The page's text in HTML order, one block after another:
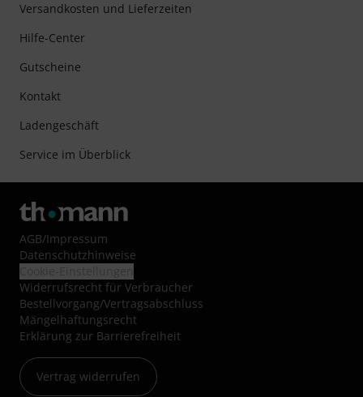
Versandkosten und Lieferzeiten
Hilfe-Center
Gutscheine
Kontakt
Ladengeschäft
Service im Überblick
AGB/Impressum
Datenschutzhinweise
Widerrufsrecht für Verbraucher
Bestellvorgang/Vertragsabschluss
Mängelhaftungsrecht
Erklärung zur Barrierefreiheit
Vertrag widerrufen